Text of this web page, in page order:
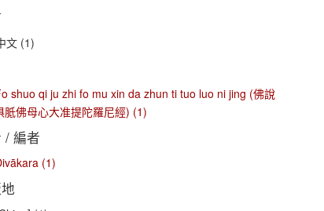
文 (1)
shuo qi ju zhi fo mu xin da zhun ti tuo luo ni jing (佛說
胝佛母心大准提陀羅尼經) (1)
/ 編者
(1)